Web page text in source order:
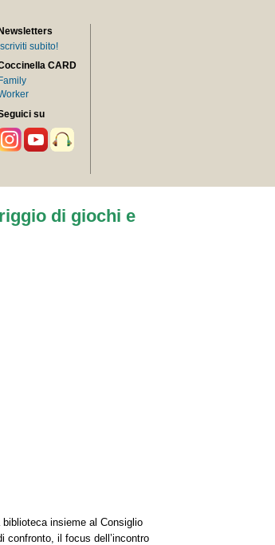
Newsletters
Iscriviti subito!
CARD
Family
su
di giochi e
insieme al Consiglio
confronto, il focus dell’incontro